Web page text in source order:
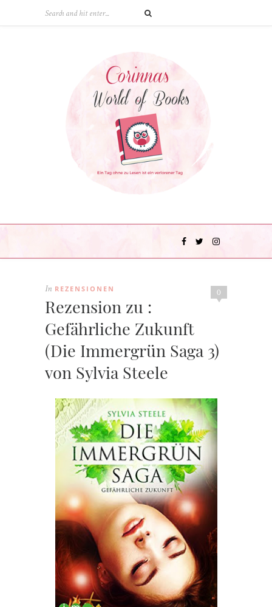
0
In REZENSIONEN
Rezension zu :
Gefährliche Zukunft
(Die Immergrün Saga 3)
von Sylvia Steele